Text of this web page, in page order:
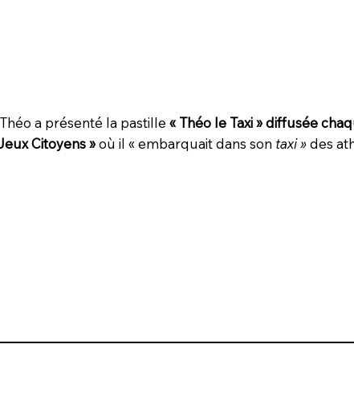
a présenté la pastille « Théo le Taxi » diffusée
Citoyens »où il « embarquait dans son taxi »des